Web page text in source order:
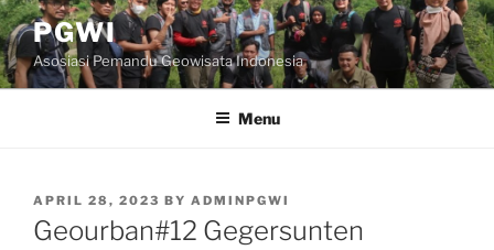
Skip
to
content
PGWI
Asosiasi Pemandu Geowisata Indonesia
Menu
POSTED
ON
APRIL 28, 2023 BY ADMINPGWI
Geourban#12 Gegersunten